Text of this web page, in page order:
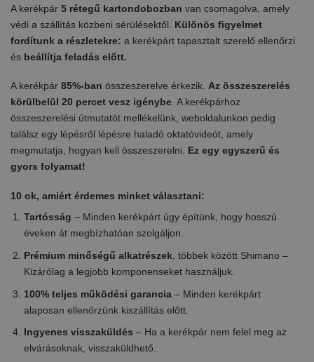
A kerékpár 5 rétegű kartondobozban van csomagolva, amely
védi a szállítás közbeni sérülésektől. Különös figyelmet
fordítunk a részletekre: a kerékpárt tapasztalt szerelő ellenőrzi
és beállítja feladás előtt.
A kerékpár 85%-ban összeszerelve érkezik. Az összeszerelés
körülbelül 20 percet vesz igénybe. A kerékpárhoz
összeszerelési útmutatót mellékelünk, weboldalunkon pedig
találsz egy lépésről lépésre haladó oktatóvideót, amely
megmutatja, hogyan kell összeszerelni. Ez egy egyszerű és
gyors folyamat!
10 ok, amiért érdemes minket választani:
Tartósság – Minden kerékpárt úgy építünk, hogy hosszú
éveken át megbízhatóan szolgáljon.
Prémium minőségű alkatrészek , többek között Shimano –
Kizárólag a legjobb komponenseket használjuk.
100% teljes működési garancia– Minden kerékpárt
alaposan ellenőrzünk kiszállítás előtt.
Ingyenes visszaküldés – Ha a kerékpár nem felel meg az
elvárásoknak, visszaküldhető.